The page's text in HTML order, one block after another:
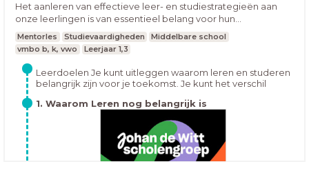
Het aanleren van effectieve leer- en studiestrategieën aan
onze leerlingen is van essentieel belang voor hun
studiesucces. Recente wetenschappelijke inzichten uit de
cognitieve leerpsychologie bieden een dieper begrip van de
complexe processen van leren en onthouden. Door deze
kennis te vertalen naar praktische technieken, kunnen we
leerlingen beter ondersteunen, hun zelfvertrouwen vergroten
en hun schoolresultaten verbeteren. Leerstrategieën zoals
gespreid studeren en actieve terughaaltechnieken zijn
bewezen effectief en verhogen de prestaties op zowel korte
als lange termijn. Door het corrigeren van misvattingen over
leren met bewezen strategieën bevorderen we realistischer
en productiever leergedrag, wat niet alleen binnen de
Mentorles Studievaardigheden
Middelbare school
vmbo b, k, vwo
Leerjaar 1,3
Leerdoelen Je kunt uitleggen waarom leren en studeren
belangrijk zijn voor je toekomst. Je kunt het verschil
(kort presteren). Je kunt strategieën benoemen die wél
1. Waarom Leren nog belangrijk is